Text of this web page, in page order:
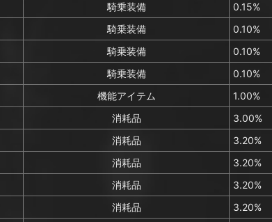
騎乗装備
0.15%
騎乗装備
0.10%
騎乗装備
0.10%
騎乗装備
0.10%
機能アイテム
1.00%
消耗品
3.00%
消耗品
3.20%
消耗品
3.20%
消耗品
3.20%
消耗品
3.20%